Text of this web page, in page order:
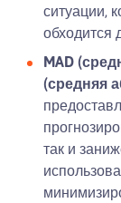
ситуации,
обходится
MAD
(средняя
так и